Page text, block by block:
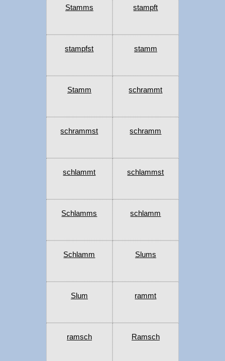
Stamms stampft
stampfst stamm
Stamm schrammt
schrammst schramm
schlammt schlammst
Schlamms schlamm
Schlamm Slums
Slum rammt
ramsch Ramsch